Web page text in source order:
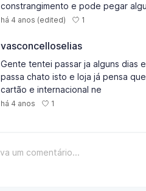
constrangimento e pode pegar
há 4 anos (edited) 1
vasconcelloselias
Gente tentei passar ja alguns dias
passa chato isto e loja já pensa
cartão e internacional ne
há 4 anos 1